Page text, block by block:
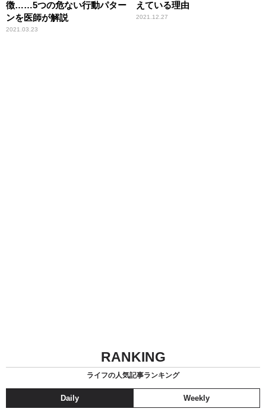
徴……5つの危ない行動パター
ンを医師が解説
2021.03.23
えている理由
2021.12.27
RANKING
ライフの人気記事ランキング
Daily Weekly